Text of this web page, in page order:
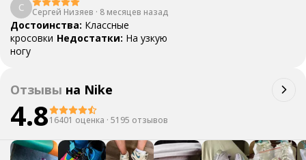
С Сергей Низяев · 8 месяцев назад
Достоинства: Классные
кросовки Недостатки: На узкую
ногу
Отзывы на Nike
4.816401 оценка · 5195 отзывов